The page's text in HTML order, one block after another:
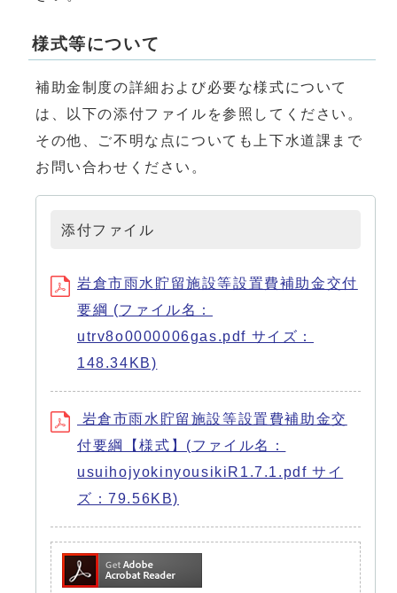
様式等について
補助金制度の詳細および必要な様式について
は、以下の添付ファイルを参照してください。
その他、ご不明な点についても上下水道課まで
お問い合わせください。
添付ファイル
岩倉市雨水貯留施設等設置費補助金交付
要綱 (ファイル名：
utrv8o0000006gas.pdf サイズ：
148.34KB)
岩倉市雨水貯留施設等設置費補助金交
付要綱【様式】(ファイル名：
usuihojyokinyousikiR1.7.1.pdf サイ
ズ：79.56KB)